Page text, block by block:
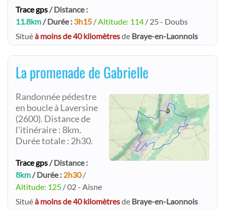
Trace gps/ Distance :
11.8km/ Durée : 3h15 /Altitude: 114 / 25 - Doubs
Situéà moins de 40 kilomètresde Braye-en-Laonnois
La promenade de Gabrielle
Randonnée pédestre
en boucle à Laversine
(2600). Distance de
l'itinéraire : 8km.
Durée totale : 2h30.
Trace gps/ Distance :
8km/ Durée : 2h30/
Altitude: 125 / 02 - Aisne
Situéà moins de 40 kilomètresde Braye-en-Laonnois